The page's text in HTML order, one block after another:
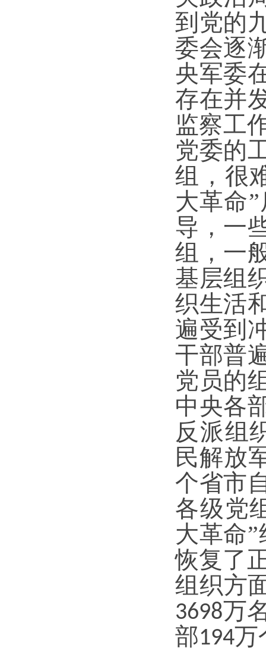
到党的
委会逐
央军委
存在并
监察工
党委的
组，很
大革命
导，一
组，一
基层组
织生活
遍受到
干部普
党员的
中央各
反派组
民解放
个省市
各级党
大革命
恢复了
组织方
3698万
部194万